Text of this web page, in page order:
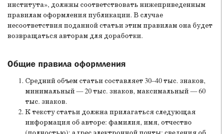
института», должны соответствовать нижеприведенным
правилам оформления публикации. В случае
несоответствия поданной статьи этим правилам она будет
возвращаться авторам для доработки.
Общие правила оформления
Средний объем статьи составляет 30–40 тыс. знаков,
минимальный — 20 тыс. знаков, максимальный — 60
тыс. знаков.
К тексту статьи должна прилагаться следующая
информация об авторе: фамилия, имя, отчество